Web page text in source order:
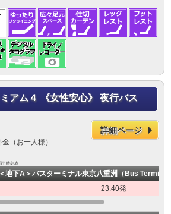
アム４ 《女性安心》 夜行バス
金（お一人様）
詳細ページ
時刻表
＜地下A＞バスターミナル東京八重洲（Bus
23:40発